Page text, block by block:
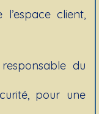
client,
du
pour une